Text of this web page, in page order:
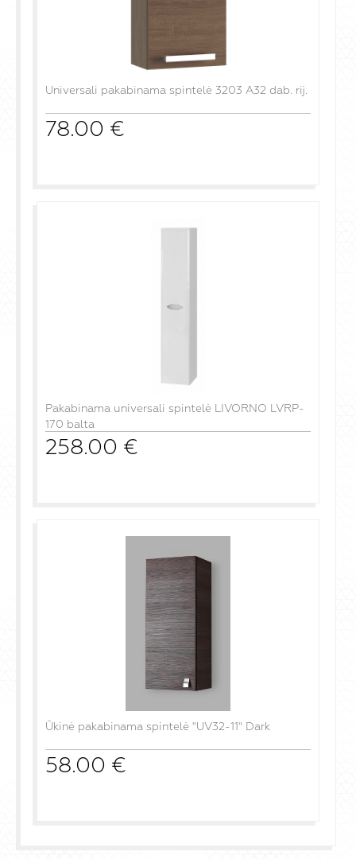
Universali pakabinama spintelė 3203 A32 dab. rij.
78.00 €
Pakabinama universali spintelė LIVORNO LVRP-
170 balta
258.00 €
Ūkinė pakabinama spintelė "UV32-11" Dark
58.00 €